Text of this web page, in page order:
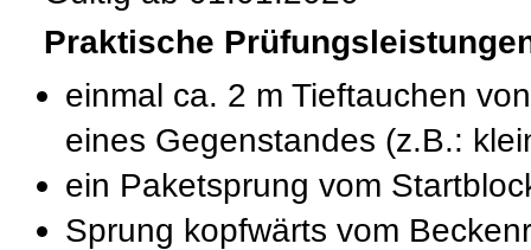
Praktische
einmal ca. 2 m Tieftauchen
eines Gegenstandes (z.B.:
ein Paketsprung vom
Sprung kopfwärts vom